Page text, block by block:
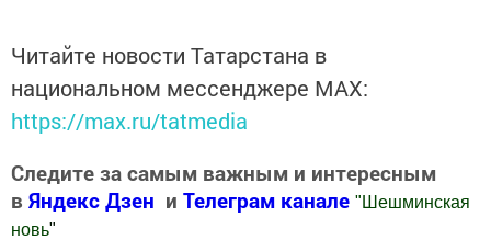
Читайте новости Татарстана в
национальном мессенджере MАХ:
https://max.ru/tatmedia
Следите за самым важным и интересным
в Яндекс Дзен и Телеграм канале " Шешминская
новь"